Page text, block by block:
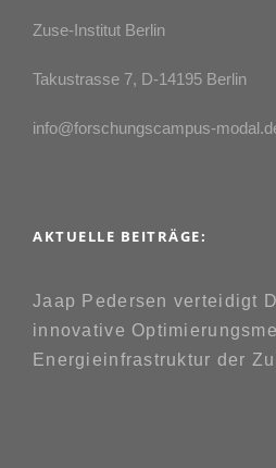
Zuse-Institut Berlin
Takustrasse 7, D-14195 Berlin
info@forschungscampus-
AKTUELLE BEITRÄGE:
Jaap Pedersen verteidigt
innovative
Energieinfrastruktur der